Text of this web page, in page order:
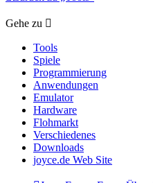
Gehe zu
Tools
Spiele
Programmierung
Anwendungen
Emulator
Hardware
Flohmarkt
Verschiedenes
Downloads
joyce.de Web Site